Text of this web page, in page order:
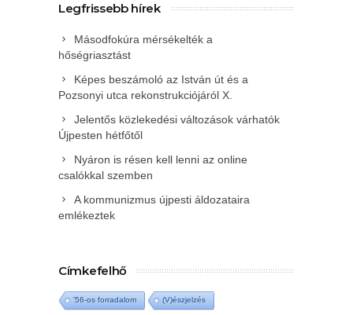
Legfrissebb hírek
Másodfokúra mérsékelték a
hőségriasztást
Képes beszámoló az István út és a
Pozsonyi utca rekonstrukciójáról X.
Jelentős közlekedési változások várhatók
Újpesten hétfőtől
Nyáron is résen kell lenni az online
csalókkal szemben
A kommunizmus újpesti áldozataira
emlékeztek
Címkefelhő
'56-os forradalom (V)észjelzés